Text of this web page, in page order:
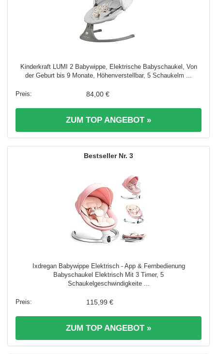
Kinderkraft LUMI 2 Babywippe, Elektrische Babyschaukel, Von
der Geburt bis 9 Monate, Höhenverstellbar, 5 Schaukelm ...
84,00 €
ZUM TOP ANGEBOT »
3
Ixdregan Babywippe Elektrisch - App & Fernbedienung
Babyschaukel Elektrisch Mit 3 Timer, 5
Schaukelgeschwindigkeite ...
115,99 €
ZUM TOP ANGEBOT »